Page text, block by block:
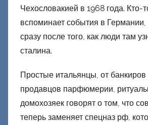
о
н
е
и
й
Чехословакией в 1968 года. Кто-
вспоминает события в
сразу после того, как люди там
сталина.
Простые итальянцы, от банкиров
продавцов парфюмерии,
домохозяек говорят о том, что
теперь заменяет спецназ рф,